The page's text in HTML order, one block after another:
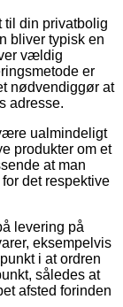
til din privatbolig
bliver typisk en
vældig
er
nødvendiggør at
adresse.
ualmindeligt
produkter om et
at man
det respektive
levering på
eksempelvis
i at ordren
således at
afsted forinden